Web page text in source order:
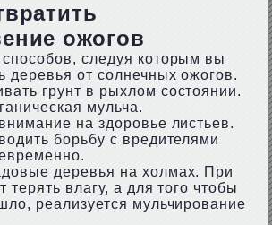
ожогов
следуя которым вы
деревья от солнечных ожогов.
грунт в рыхлом состоянии.
мульча.
на здоровье листьев.
борьбу с вредителями
деревья на холмах. При
терять влагу, а для того чтобы
реализуется мульчирование